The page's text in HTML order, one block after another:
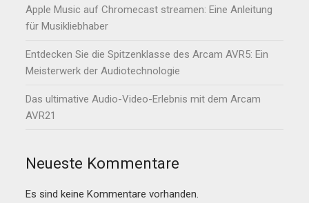
Apple Music auf Chromecast streamen: Eine Anleitung
für Musikliebhaber
Entdecken Sie die Spitzenklasse des Arcam AVR5: Ein
Meisterwerk der Audiotechnologie
Das ultimative Audio-Video-Erlebnis mit dem Arcam
AVR21
Neueste Kommentare
Es sind keine Kommentare vorhanden.